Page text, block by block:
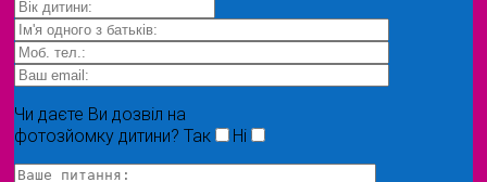
Чи даєте Ви дозвіл на
фотозйомку дитини? Так Ні